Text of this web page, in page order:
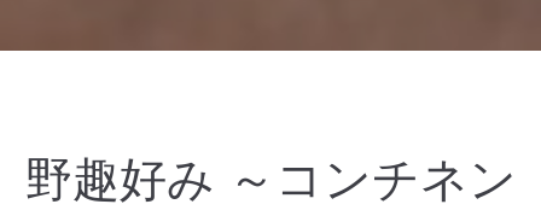
野趣好み ～コンチネン